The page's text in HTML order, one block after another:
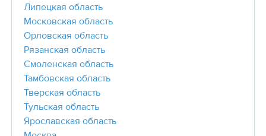
Липецкая область
Московская область
Орловская область
Рязанская область
Смоленская область
Тамбовская область
Тверская область
Тульская область
Ярославская область